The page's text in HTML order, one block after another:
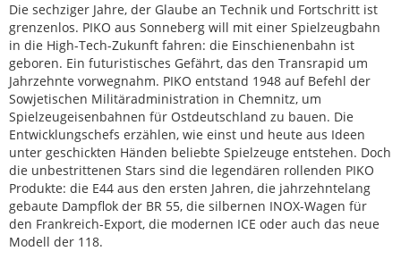
Die sechziger Jahre, der Glaube an Technik und Fortschritt ist
grenzenlos. PIKO aus Sonneberg will mit einer Spielzeugbahn
in die High-Tech-Zukunft fahren: die Einschienenbahn ist
geboren. Ein futuristisches Gefährt, das den Transrapid um
Jahrzehnte vorwegnahm. PIKO entstand 1948 auf Befehl der
Sowjetischen Militäradministration in Chemnitz, um
Spielzeugeisenbahnen für Ostdeutschland zu bauen. Die
Entwicklungschefs erzählen, wie einst und heute aus Ideen
unter geschickten Händen beliebte Spielzeuge entstehen. Doch
die unbestrittenen Stars sind die legendären rollenden PIKO
Produkte: die E44 aus den ersten Jahren, die jahrzehntelang
gebaute Dampflok der BR 55, die silbernen INOX-Wagen für
den Frankreich-Export, die modernen ICE oder auch das neue
Modell der 118.